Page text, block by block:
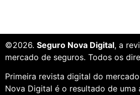
©2026. Seguro Nova Digital, a
mercado de seguros. Todos os
Primeira revista digital do
Nova Digital é o resultado de uma